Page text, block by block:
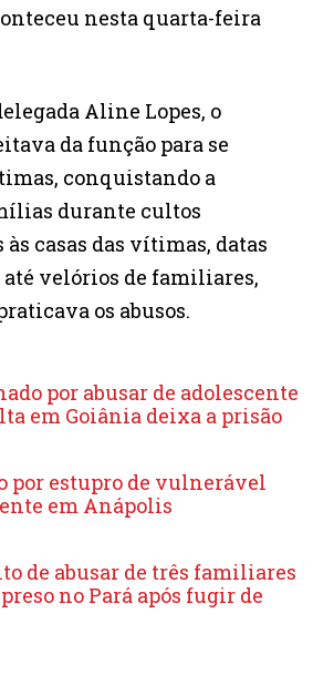
nesta quarta-feira
Aline Lopes, o
da função para se
conquistando a
durante cultos
casas das vítimas, datas
velórios de familiares,
os abusos.
por abusar de adolescente
em Goiânia deixa a prisão
por estupro de vulnerável
em Anápolis
de abusar de três familiares
no Pará após fugir de